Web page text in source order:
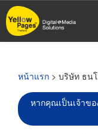
ข้าม
ไป
หน้าแรก > บริษัท ธน
หากคุณเป็นเจ้าข